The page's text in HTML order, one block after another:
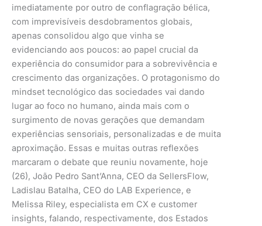
imediatamente por outro de conflagração bélica,
com imprevisíveis desdobramentos globais,
apenas consolidou algo que vinha se
evidenciando aos poucos: ao papel crucial da
experiência do consumidor para a sobrevivência e
crescimento das organizações. O protagonismo do
mindset tecnológico das sociedades vai dando
lugar ao foco no humano, ainda mais com o
surgimento de novas gerações que demandam
experiências sensoriais, personalizadas e de muita
aproximação. Essas e muitas outras reflexões
marcaram o debate que reuniu novamente, hoje
(26), João Pedro Sant’Anna, CEO da SellersFlow,
Ladislau Batalha, CEO do LAB Experience, e
Melissa Riley, especialista em CX e customer
insights, falando, respectivamente, dos Estados